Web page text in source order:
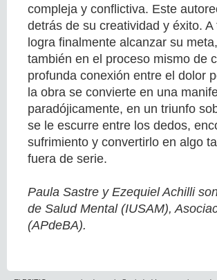
compleja y conflictiva. Este
detrás de su creatividad y éxito.
logra finalmente alcanzar su
también en el proceso mismo de
profunda conexión entre el dolor
la obra se convierte en una
paradójicamente, en un triunfo
se le escurre entre los dedos,
sufrimiento y convertirlo en algo
fuera de serie.
Paula Sastre y Ezequiel Achilli
de Salud Mental (IUSAM),
(APdeBA).